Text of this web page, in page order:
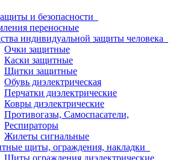
и безопасности
переносные
индивидуальной защиты человека
Очки защитные
Каски защитные
Щитки защитные
Обувь диэлектрическая
Перчатки диэлектрические
Ковры диэлектрические
Противогазы, Самоспасатели,
Респираторы
Жилеты сигнальные
щиты, ограждения, накладки
Щиты ограждения диэлектрические